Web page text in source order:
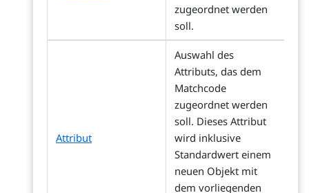
zugeordnet werden
soll.
Attribut
Auswahl des
Attributs, das dem
Matchcode
zugeordnet werden
soll. Dieses Attribut
wird inklusive
Standardwert einem
neuen Objekt mit
dem vorliegenden